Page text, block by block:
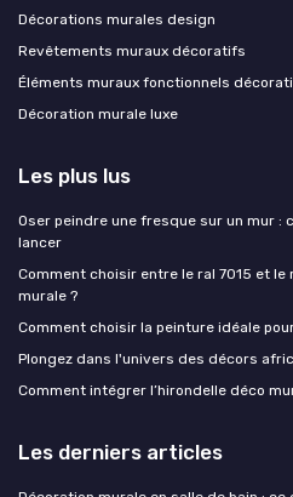
Décorations murales design
Revêtements muraux décoratifs
Éléments muraux fonctionnels
Décoration murale luxe
Les plus lus
Oser peindre une fresque sur un mur :
lancer
Comment choisir entre le ral 7015 et le
murale ?
Comment choisir la peinture idéale
Plongez dans l'univers des décors
Comment intégrer l’hirondelle déco
Les derniers articles